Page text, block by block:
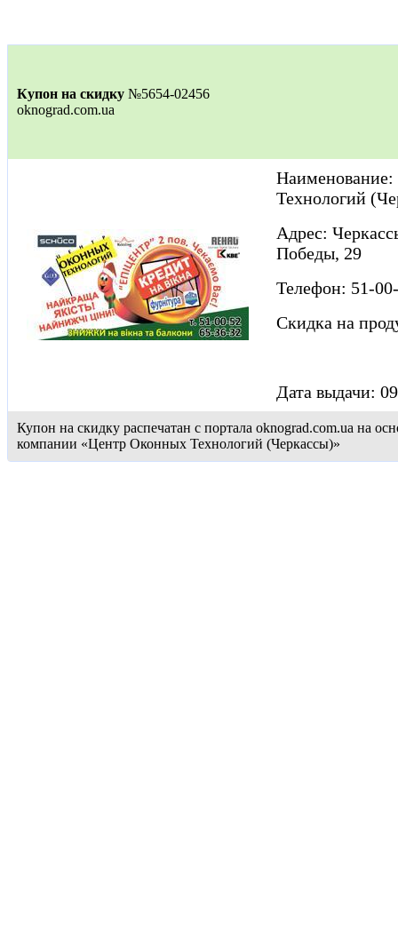
Купон на скидку №5654-02456
oknograd.com.ua
Технологий
Адрес:
Победы, 29
Телефон: 51-
Скидка на
Дата выдачи:
Купон на скидку распечатан с портала oknograd.com.ua на
компании «Центр Оконных Технологий (Черкассы)»